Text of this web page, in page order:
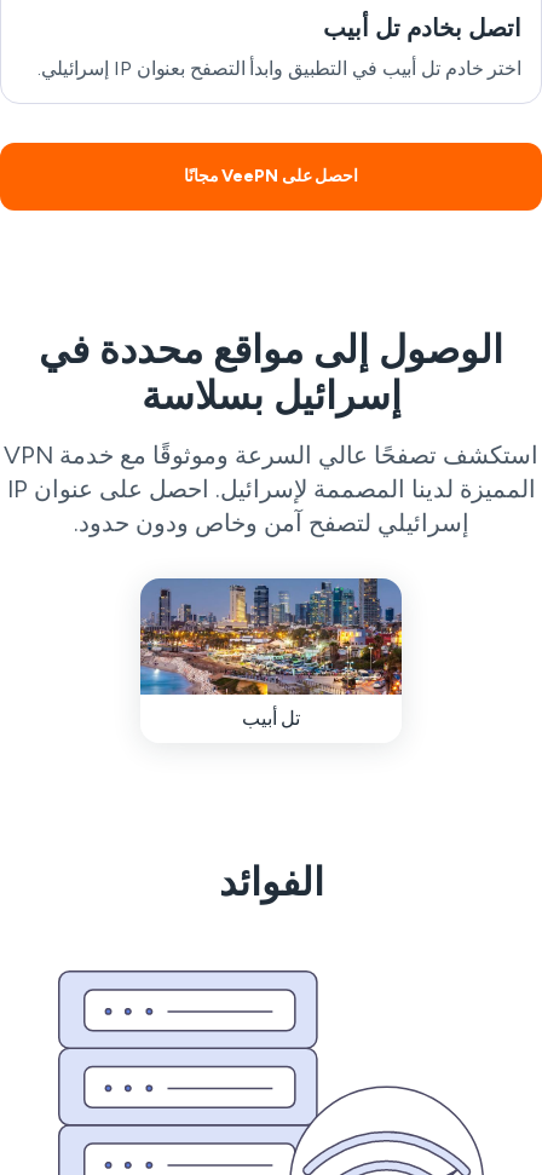
اتصل بخادم تل أبيب
اختر خادم تل أبيب في التطبيق وابدأ التصفح بعنوان IP إسرائيلي.
احصل على VeePN مجانًا
الوصول إلى مواقع محددة في
إسرائيل بسلاسة
استكشف تصفحًا عالي السرعة وموثوقًا مع خدمة VPN
المميزة لدينا المصممة لإسرائيل. احصل على عنوان IP
إسرائيلي لتصفح آمن وخاص ودون حدود.
تل أبيب
الفوائد